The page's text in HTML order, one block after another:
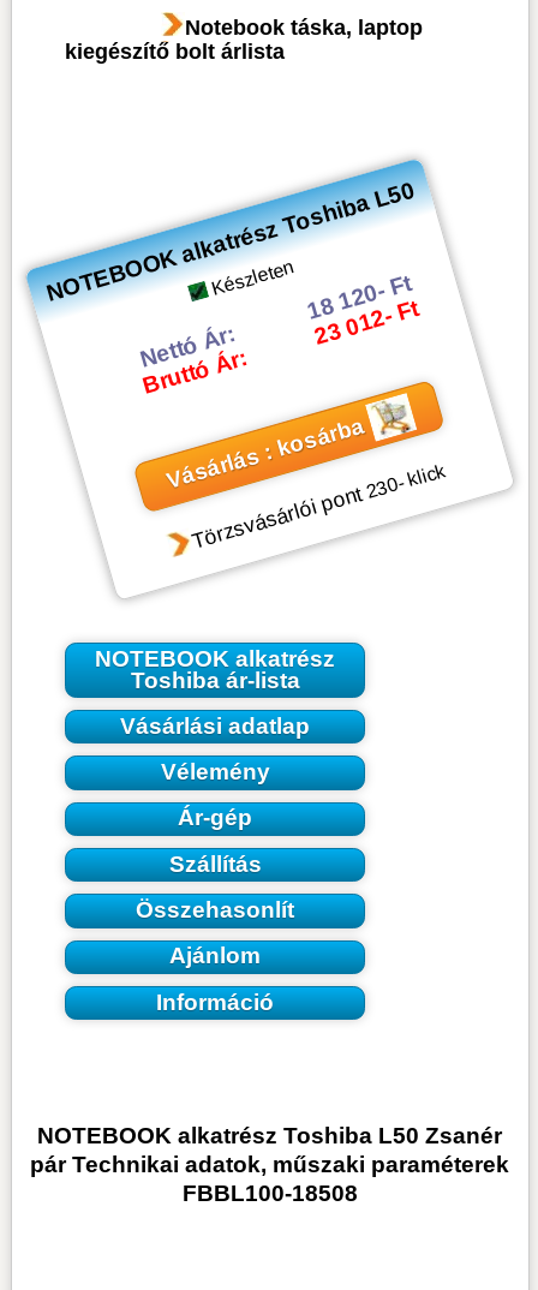
Notebook táska, laptop
kiegészítő bolt árlista
NOTEBOOK alkatrész Toshiba L50
Készleten
Nettó Ár:
Bruttó Ár:
18 120- Ft
23 012- Ft
Vásárlás : kosárba
Törzsvásárlói pont230- klick
NOTEBOOK alkatrész
Toshiba ár-lista
Vásárlási adatlap
Vélemény
Ár-gép
Szállítás
Összehasonlít
Ajánlom
Információ
NOTEBOOK alkatrész Toshiba L50 Zsanér
pár Technikai adatok, műszaki paraméterek
FBBL100-18508